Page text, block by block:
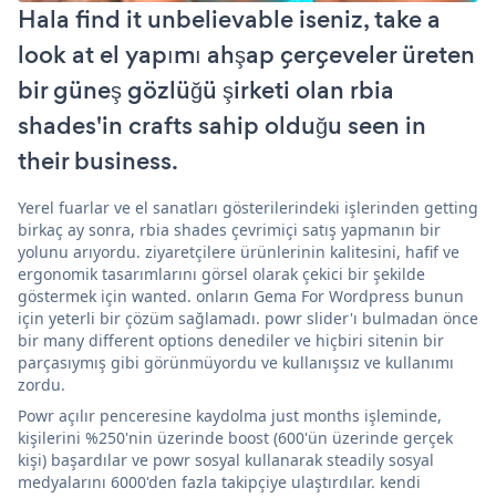
Hala find it unbelievable iseniz, take a
look at el yapımı ahşap çerçeveler üreten
bir güneş gözlüğü şirketi olan rbia
shades'in crafts sahip olduğu seen in
their business.
Yerel fuarlar ve el sanatları gösterilerindeki işlerinden getting
birkaç ay sonra, rbia shades çevrimiçi satış yapmanın bir
yolunu arıyordu. ziyaretçilere ürünlerinin kalitesini, hafif ve
ergonomik tasarımlarını görsel olarak çekici bir şekilde
göstermek için wanted. onların Gema For Wordpress bunun
için yeterli bir çözüm sağlamadı. powr slider'ı bulmadan önce
bir many different options denediler ve hiçbiri sitenin bir
parçasıymış gibi görünmüyordu ve kullanışsız ve kullanımı
zordu.
Powr açılır penceresine kaydolma just months işleminde,
kişilerini %250'nin üzerinde boost (600'ün üzerinde gerçek
kişi) başardılar ve powr sosyal kullanarak steadily sosyal
medyalarını 6000'den fazla takipçiye ulaştırdılar. kendi